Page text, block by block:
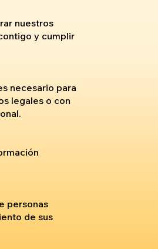
nuestros
y cumplir
necesario para
legales o con
personas
de sus